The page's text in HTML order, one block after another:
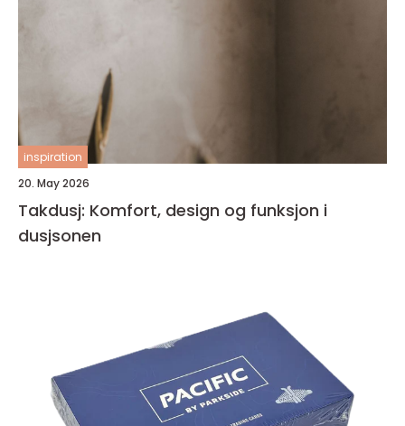
inspiration
20. May 2026
Takdusj: Komfort, design og funksjon i
dusjsonen